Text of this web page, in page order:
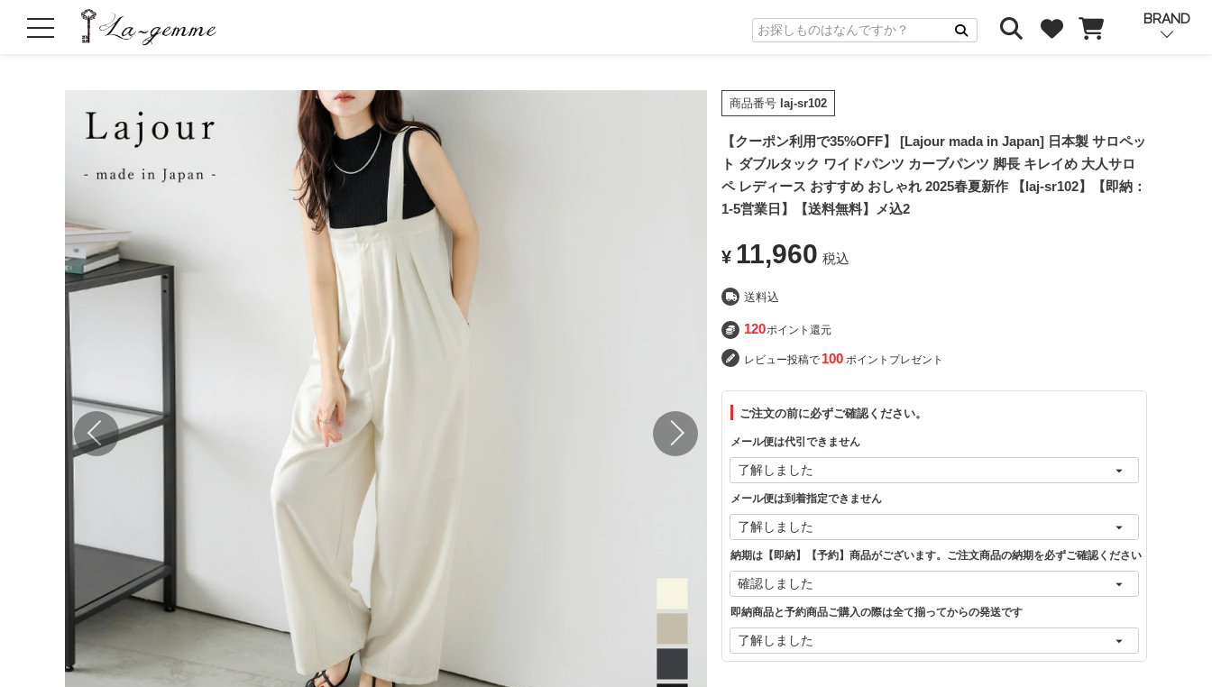
BRAND
商品番号 laj-sr102
【クーポン利用で35%OFF】 [Lajour mada in Japan] 日本製 サロペッ
ト ダブルタック ワイドパンツ カーブパンツ 脚長 キレイめ 大人サロ
ペ レディース おすすめ おしゃれ 2025春夏新作 【laj-sr102】【即納：
1-5営業日】【送料無料】メ込2
¥ 11,960 税込
送料込
120ポイント還元
レビュー投稿で 100 ポイントプレゼント
ご注文の前に必ずご確認ください。
メール便は代引できません
メール便は到着指定できません
納期は【即納】【予約】商品がございます。ご注文商品の納期を必ずご確認ください
即納商品と予約商品ご購入の際は全て揃ってからの発送です